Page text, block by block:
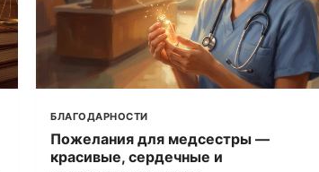
БЛАГОДАРНОСТИ
Пожелания для медсестры —
красивые, сердечные и